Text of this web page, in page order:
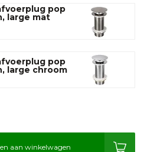
pop
large mat
pop
large chroom
aan winkelwagen